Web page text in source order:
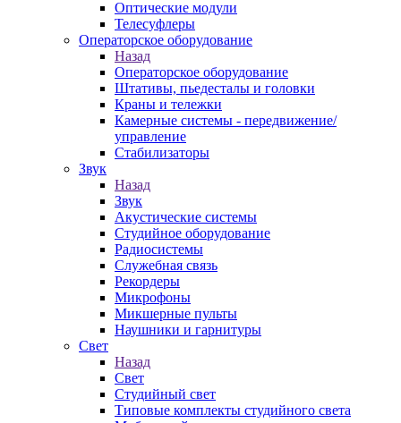
Оптические модули
Телесуфлеры
Операторское оборудование
Назад
Операторское оборудование
Штативы, пьедесталы и головки
Краны и тележки
Камерные системы - передвижение/
управление
Стабилизаторы
Звук
Назад
Звук
Акустические системы
Студийное оборудование
Радиосистемы
Служебная связь
Рекордеры
Микрофоны
Микшерные пульты
Наушники и гарнитуры
Свет
Назад
Свет
Студийный свет
Типовые комплекты студийного света